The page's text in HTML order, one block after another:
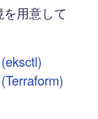
用意して